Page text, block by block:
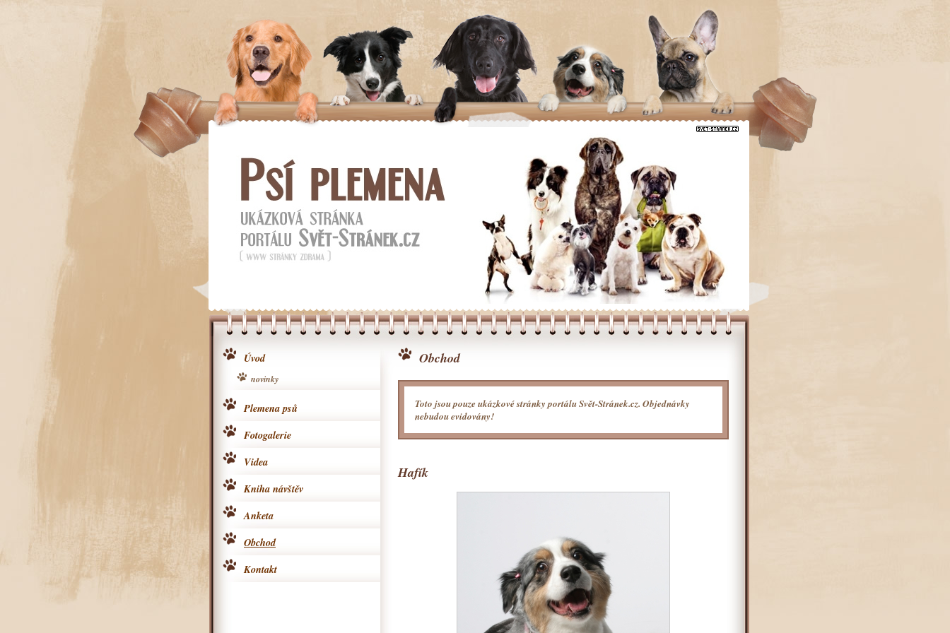
Obchod
Toto jsou pouze ukázkové stránky portálu Svět-Stránek.cz. Objednávky
nebudou evidovány!
Hafík
Úvod
novinky
Plemena psů
Fotogalerie
Videa
Kniha návštěv
Anketa
Obchod
Kontakt